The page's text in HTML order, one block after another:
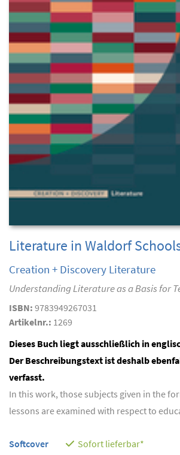
Literature in Waldorf
Creation + Discovery Literature
Understanding Literature as a Basis for
ISBN: 9783949267031
Artikelnr.: 1269
Dieses Buch liegt ausschließlich in
Der Beschreibungstext ist deshalb
verfasst.
In this work, those subjects given in the
lessons are examined with respect to
Softcover Sofort lieferbar*